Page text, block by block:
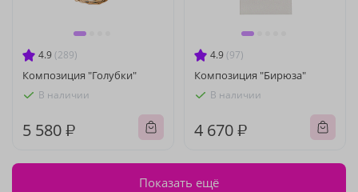
4.9 (289)
Композиция "Голубки"
В наличии
5 580 ₽
4.9 (97)
Композиция "Бирюза"
В наличии
4 670 ₽
Показать ещё